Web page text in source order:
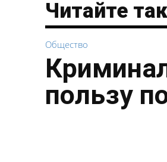
Читайте
Общество
пользу